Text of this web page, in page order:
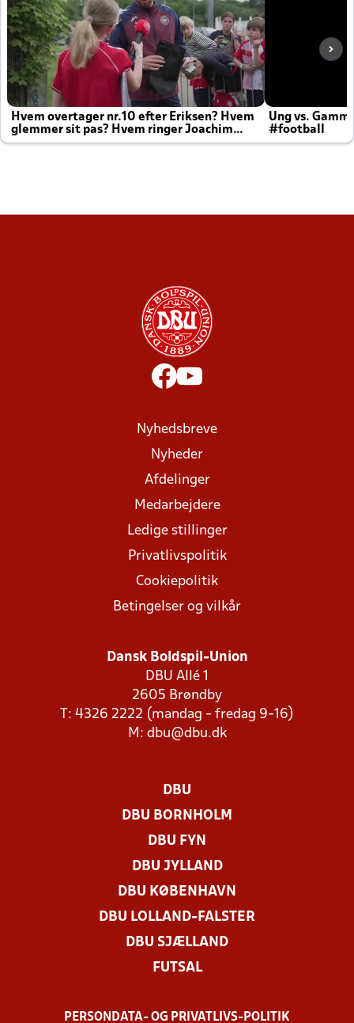
Hvem overtager nr.10 efter Eriksen? Hvem
glemmer sit pas? Hvem ringer Joachim
altid til efter kampe?
Ung vs.
#football
Nyhedsbreve
Nyheder
Afdelinger
Medarbejdere
Ledige stillinger
Privatlivspolitik
Cookiepolitik
Betingelser og vilkår
Dansk Boldspil-Union
DBU Allé 1
2605 Brøndby
T: 4326 2222 (mandag - fredag 9-16)
M: dbu@dbu.dk
DBU
DBU BORNHOLM
DBU FYN
DBU JYLLAND
DBU KØBENHAVN
DBU LOLLAND-FALSTER
DBU SJÆLLAND
FUTSAL
PERSONDATA- OG PRIVATLIVS-POLITIK